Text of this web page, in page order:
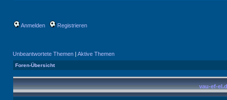
Anmelden Registrieren
Unbeantwortete Themen | Aktive Themen
Foren-Übersicht
vau-ef-